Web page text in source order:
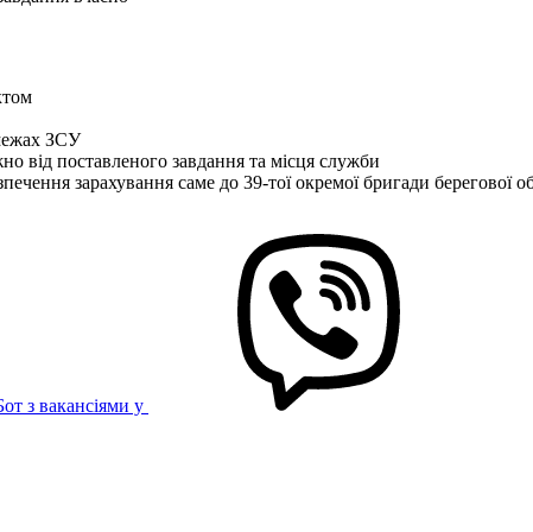
ЗСУ
від поставленого завдання та місця служби
зарахування саме до 39-тої окремої бригади берегової
з вакансіями у